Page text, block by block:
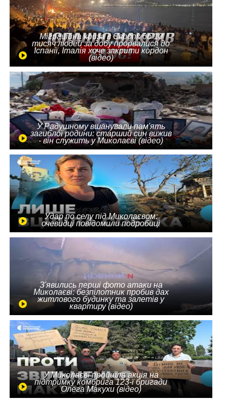
Міграційна криза в Європі: до 10
тисяч людей за добу прорвалися до
Іспанії, Італія хоче закрити кордон
(відео)
У Радушному вшанували пам'ять
загиблої родини: старший син вижив
- він служить у Миколаєві (відео)
Удар по селу під Миколаєвом:
очевидці повідомили подробиці
З'явились перші фото атаки на
Миколаєві: безпілотник пробив дах
житлового будинку та залетів у
квартиру (відео)
У Миколаєві пройшла акція на
підтримку комбрига 123-ї бригади
Олега Макухи (відео)